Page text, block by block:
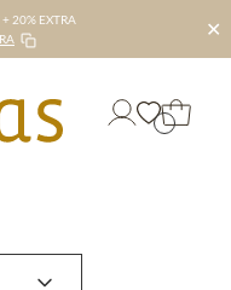
20% EXTRA
✕